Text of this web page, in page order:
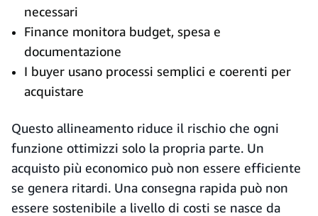
necessari
Finance monitora budget, spesa e
documentazione
I buyer usano processi semplici e coerenti per
acquistare
Questo allineamento riduce il rischio che ogni
funzione ottimizzi solo la propria parte. Un
acquisto più economico può non essere efficiente
se genera ritardi. Una consegna rapida può non
essere sostenibile a livello di costi se nasce da